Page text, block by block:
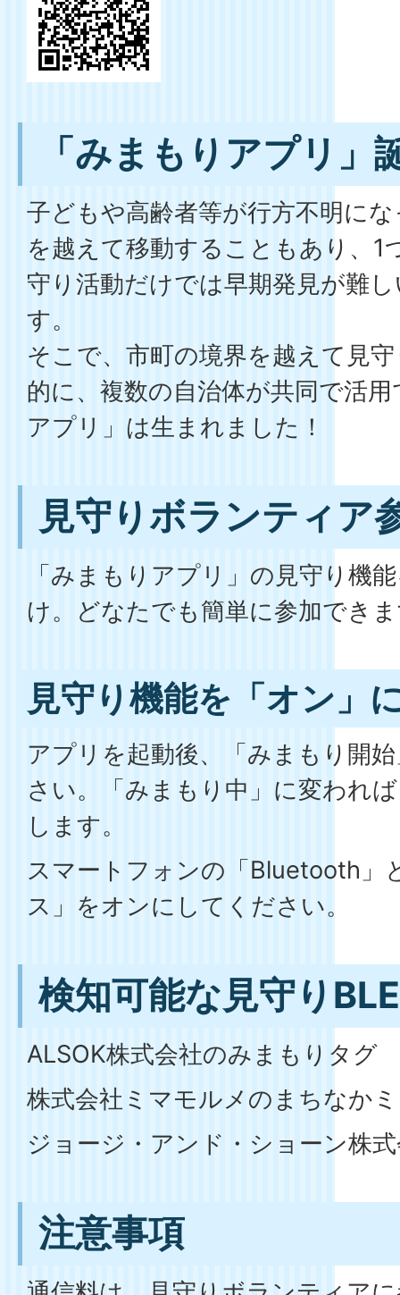
「みまもりアプリ」
子どもや高齢者等が行方不明に
を越えて移動することもあり、1
守り活動だけでは早期発見が難
す。
そこで、市町の境界を越えて見
的に、複数の自治体が共同で活
アプリ」は生まれました！
見守りボランティア
「みまもりアプリ」の見守り機
け。どなたでも簡単に参加でき
見守り機能を「オン」
アプリを起動後、「みまもり開
さい。「みまもり中」に変われ
します。
スマートフォンの「Bluetooth」
ス」をオンにしてください。
検知可能な見守り
ALSOK株式会社のみまもりタグ
株式会社ミマモルメのまちなか
ジョージ・アンド・ショーン株
注意事項